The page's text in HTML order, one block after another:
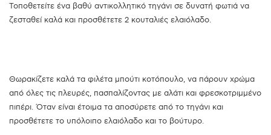
Τοποθετείτε ένα βαθύ αντικολλητικό τηγάνι σε δυνατή φωτιά να
ζεσταθεί καλά και προσθέτετε 2 κουταλιές ελαιόλαδο.
Θωρακίζετε καλά τα φιλέτα μπούτι κοτόπουλο, να πάρουν χρώμα
από όλες τις πλευρές, πασπαλίζοντας με αλάτι και φρεσκοτριμμένο
πιπέρι. Όταν είναι έτοιμα τα αποσύρετε από το τηγάνι και
προσθέτετε το υπόλοιπο ελαιόλαδο και το βούτυρο.